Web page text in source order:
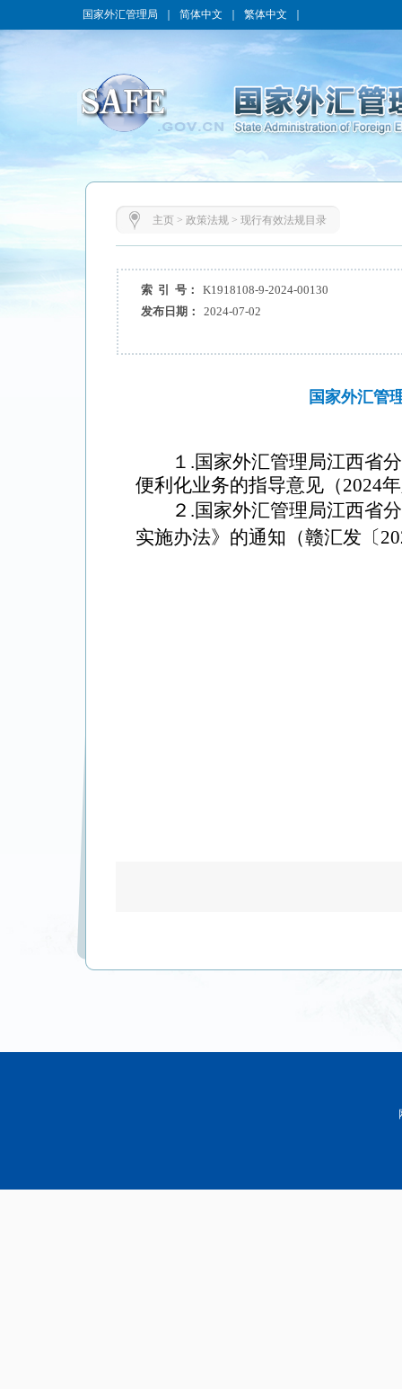
国家外汇管理局 简体中文 繁体中文
主页> 政策法规> 现行有效法规目录
索 引 号：
K1918108-9-2024-00130
发布日期：
2024-07-02
国家外汇管
１.国家外汇管理局江西省
便利化业务的指导意见（2024
２.国家外汇管理局江西省
实施办法》的通知（赣汇发〔